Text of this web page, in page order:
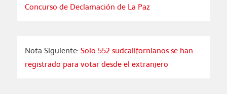
Concurso de Declamación de La Paz
Nota Siguiente:Solo 552 sudcalifornianos se han
registrado para votar desde el extranjero